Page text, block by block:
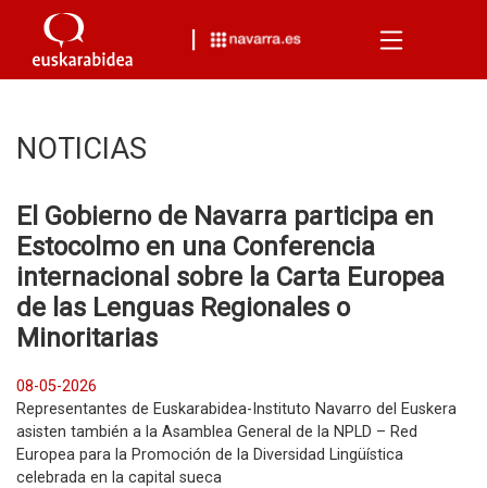
Menu
NOTICIAS
El Gobierno de Navarra participa en
Estocolmo en una Conferencia
internacional sobre la Carta Europea
de las Lenguas Regionales o
Minoritarias
08-05-2026
Representantes de Euskarabidea-Instituto Navarro del Euskera
asisten también a la Asamblea General de la NPLD – Red
Europea para la Promoción de la Diversidad Lingüística
celebrada en la capital sueca